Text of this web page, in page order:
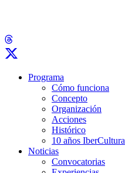
Programa
Cómo funciona
Concepto
Organización
Acciones
Histórico
10 años IberCultura
Noticias
Convocatorias